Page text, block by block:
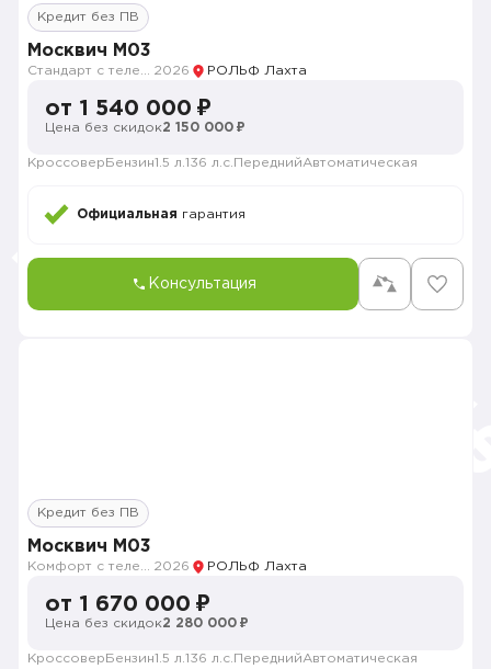
Кредит без ПВ
Москвич M03
2026 РОЛЬФ Лахта
от 1 540 000 ₽
Цена без скидок2 150 000 ₽
Кроссовер Бензин1.5 л. 136 л.с. ПереднийАвтоматическая
Официальная гарантия
Консультация
Кредит без ПВ
Москвич M03
2026 РОЛЬФ Лахта
от 1 670 000 ₽
Цена без скидок2 280 000 ₽
Кроссовер Бензин1.5 л. 136 л.с. ПереднийАвтоматическая